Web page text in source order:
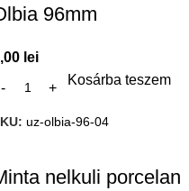
96mm
lei
Kosárba teszem
uz-olbia-96-04
nelkuli porcelan